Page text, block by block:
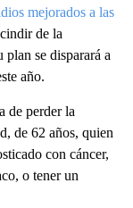
mejorados a las
de la
plan se disparará a
año.
de perder la
de 62 años, quien
con cáncer,
o tener un